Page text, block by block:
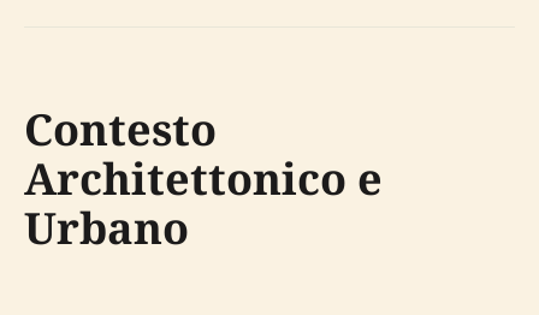
Contesto
Architettonico e
Urbano